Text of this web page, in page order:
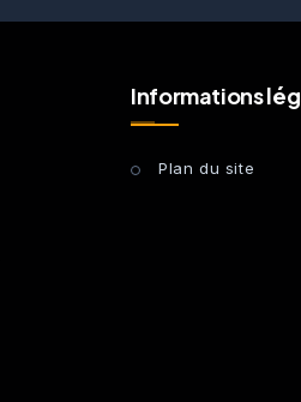
Informations
Plan du site